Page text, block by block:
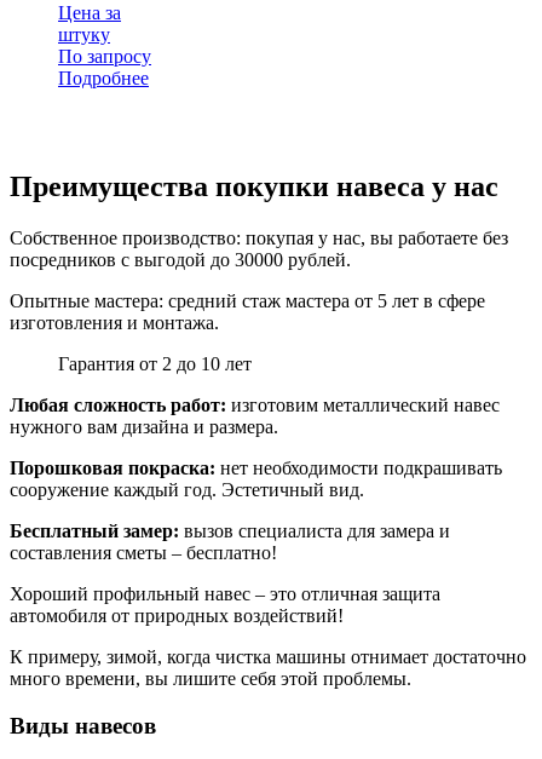
Цена за
штуку
По запросу
Подробнее
Преимущества покупки навеса у нас
Собственное производство: покупая у нас, вы работаете без
посредников с выгодой до 30000 рублей.
Опытные мастера: средний стаж мастера от 5 лет в сфере
изготовления и монтажа.
Гарантия от 2 до 10 лет
Любая сложность работ: изготовим металлический навес
нужного вам дизайна и размера.
Порошковая покраска: нет необходимости подкрашивать
сооружение каждый год. Эстетичный вид.
Бесплатный замер: вызов специалиста для замера и
составления сметы – бесплатно!
Хороший профильный навес – это отличная защита
автомобиля от природных воздействий!
К примеру, зимой, когда чистка машины отнимает достаточно
много времени, вы лишите себя этой проблемы.
Виды навесов